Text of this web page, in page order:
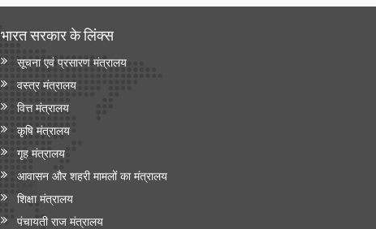
भारत सरकार के लिंक्‍स
सूचना एवं प्रसारण मंत्रालय
वस्त्र मंत्रालय
वित्त मंत्रालय
कृषि मंत्रालय
गृह मंत्रालय
आवासन और शहरी मामलों का मंत्रालय
शिक्षा मंत्रालय
पंचायती राज मंत्रालय